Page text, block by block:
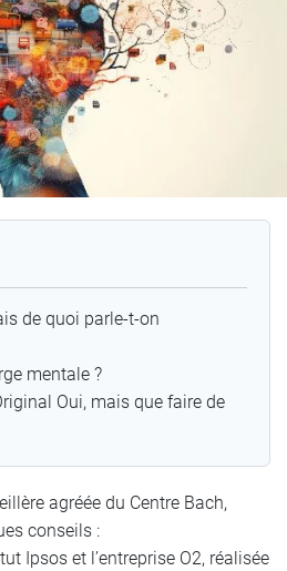
de quoi parle-t-on
mentale ?
Oui, mais que faire de
agréée du Centre Bach,
conseils :
Ipsos et l’entreprise O2, réalisée